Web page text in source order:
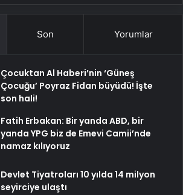
Son Yorumlar
Çocuktan Al Haberi’nin ‘Güneş
Çocuğu’ Poyraz Fidan büyüdü! İşte
son hali!
Fatih Erbakan: Bir yanda ABD, bir
yanda YPG biz de Emevi Camii’nde
namaz kılıyoruz
Devlet Tiyatroları 10 yılda 14 milyon
seyirciye ulaştı